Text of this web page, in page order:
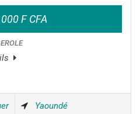
F CFA
Yaoundé